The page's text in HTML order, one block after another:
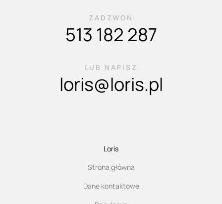
ZADZWOŃ
513 182 287
LUB NAPISZ
loris@loris.pl
Loris
Strona główna
Dane kontaktowe